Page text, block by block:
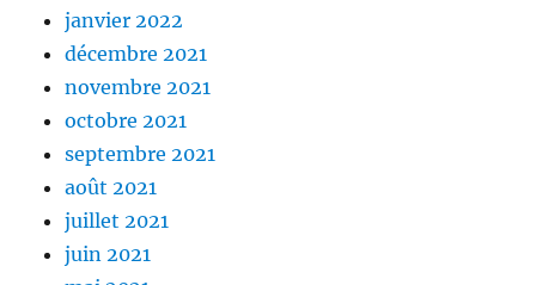
janvier 2022
décembre 2021
novembre 2021
octobre 2021
septembre 2021
août 2021
juillet 2021
juin 2021